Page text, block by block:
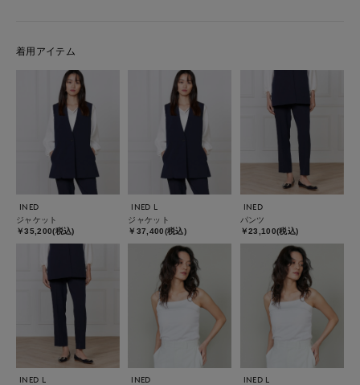
着用アイテム
INED
ジャケット
￥35,200(税込)
INED L
ジャケット
￥37,400(税込)
INED
パンツ
￥23,100(税込)
INED L
INED
INED L